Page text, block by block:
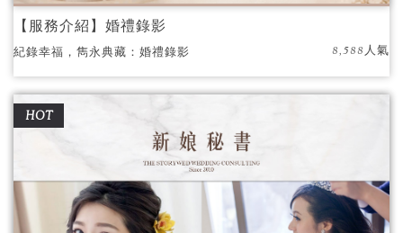
【服務介紹】婚禮錄影
紀錄幸福，雋永典藏：婚禮錄影 8,588人氣
HOT